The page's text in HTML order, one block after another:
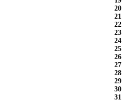
20
21
22
23
24
25
26
27
28
29
30
31